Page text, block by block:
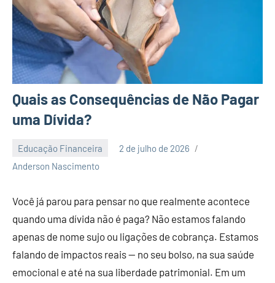
Quais as Consequências de Não Pagar
uma Dívida?
Educação Financeira
2 de julho de 2026
Anderson Nascimento
Nenhum
Você já parou para pensar no que realmente acontece
quando uma dívida não é paga? Não estamos falando
apenas de nome sujo ou ligações de cobrança. Estamos
falando de impactos reais — no seu bolso, na sua saúde
emocional e até na sua liberdade patrimonial. Em um